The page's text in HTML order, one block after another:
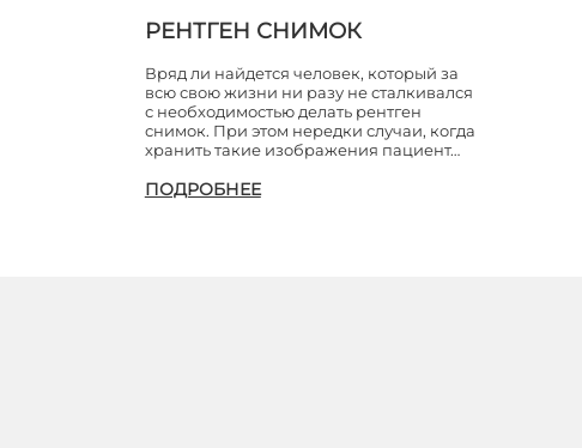
РЕНТГЕН СНИМОК
Вряд ли найдется человек, который за
всю свою жизни ни разу не сталкивался
с необходимостью делать рентген
снимок. При этом нередки случаи, когда
хранить такие изображения пациент…
ПОДРОБНЕЕ